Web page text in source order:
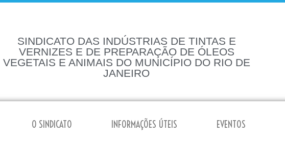
SINDICATO DAS INDÚSTRIAS DE TINTAS E
VERNIZES E DE PREPARAÇÃO DE ÓLEOS
VEGETAIS E ANIMAIS DO MUNICÍPIO DO RIO DE
JANEIRO
O SINDICATO INFORMAÇÕES ÚTEIS EVENTOS